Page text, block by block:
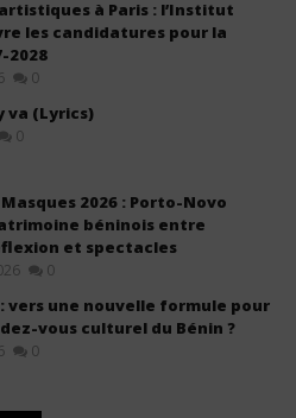
à Paris : l’Institut
les candidatures pour la
2028
0
va (Lyrics)
0
2026 : Porto-Novo
béninois entre
et spectacles
0
vers une nouvelle formule pour
vous culturel du Bénin ?
0